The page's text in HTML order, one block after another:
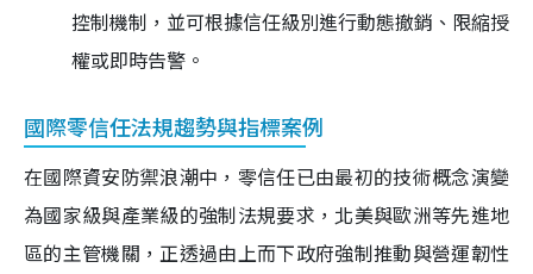
控制機制，並可根據信任級別進行動態撤銷、限縮授
權或即時告警。
國際零信任法規趨勢與指標案例
在國際資安防禦浪潮中，零信任已由最初的技術概念演變
為國家級與產業級的強制法規要求，北美與歐洲等先進地
區的主管機關，正透過由上而下政府強制推動與營運韌性